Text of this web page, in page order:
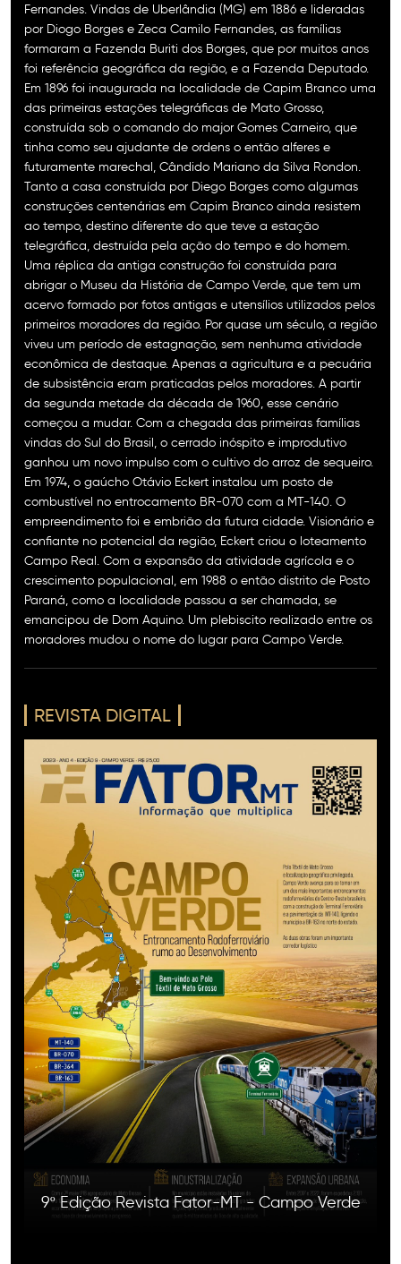
Fernandes. Vindas de Uberlândia (MG) em 1886 e lideradas
por Diogo Borges e Zeca Camilo Fernandes, as famílias
formaram a Fazenda Buriti dos Borges, que por muitos anos
foi referência geográfica da região, e a Fazenda Deputado.
Em 1896 foi inaugurada na localidade de Capim Branco uma
das primeiras estações telegráficas de Mato Grosso,
construída sob o comando do major Gomes Carneiro, que
tinha como seu ajudante de ordens o então alferes e
futuramente marechal, Cândido Mariano da Silva Rondon.
Tanto a casa construída por Diego Borges como algumas
construções centenárias em Capim Branco ainda resistem
ao tempo, destino diferente do que teve a estação
telegráfica, destruída pela ação do tempo e do homem.
Uma réplica da antiga construção foi construída para
abrigar o Museu da História de Campo Verde, que tem um
acervo formado por fotos antigas e utensílios utilizados pelos
primeiros moradores da região. Por quase um século, a região
viveu um período de estagnação, sem nenhuma atividade
econômica de destaque. Apenas a agricultura e a pecuária
de subsistência eram praticadas pelos moradores. A partir
da segunda metade da década de 1960, esse cenário
começou a mudar. Com a chegada das primeiras famílias
vindas do Sul do Brasil, o cerrado inóspito e improdutivo
ganhou um novo impulso com o cultivo do arroz de sequeiro.
Em 1974, o gaúcho Otávio Eckert instalou um posto de
combustível no entrocamento BR-070 com a MT-140. O
empreendimento foi e embrião da futura cidade. Visionário e
confiante no potencial da região, Eckert criou o loteamento
Campo Real. Com a expansão da atividade agrícola e o
crescimento populacional, em 1988 o então distrito de Posto
Paraná, como a localidade passou a ser chamada, se
emancipou de Dom Aquino. Um plebiscito realizado entre os
moradores mudou o nome do lugar para Campo Verde.
REVISTA DIGITAL
9º Edição Revista Fator-MT - Campo Verde